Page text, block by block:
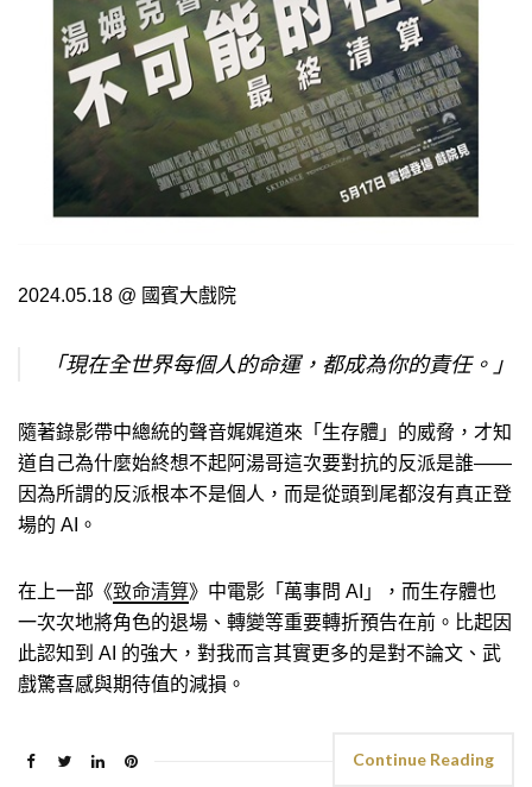
2024.05.18 @ 國賓大戲院
「現在全世界每個人的命運，都成為你的責任。」
隨著錄影帶中總統的聲音娓娓道來「生存體」的威脅，才知
道自己為什麼始終想不起阿湯哥這次要對抗的反派是誰——
因為所謂的反派根本不是個人，而是從頭到尾都沒有真正登
場的 AI。
在上一部《致命清算》中電影「萬事問 AI」，而生存體也
一次次地將角色的退場、轉變等重要轉折預告在前。比起因
此認知到 AI 的強大，對我而言其實更多的是對不論文、武
戲驚喜感與期待值的減損。
Continue Reading